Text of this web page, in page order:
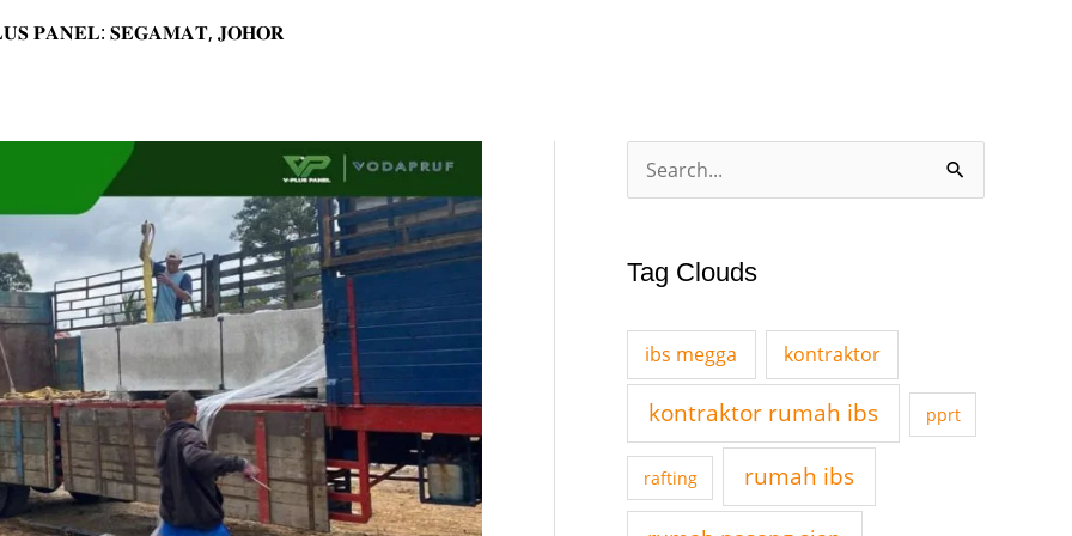
𝐏𝐀𝐍𝐄𝐋: 𝐒𝐄𝐆𝐀𝐌𝐀𝐓, 𝐉𝐎𝐇𝐎𝐑
r
c
o
:
Tag Clouds
ibs megga kontraktor
kontraktor rumah ibs pprt
rafting rumah ibs
r
h
e